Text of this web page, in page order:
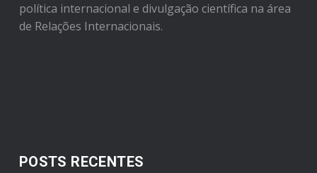
política internacional e divulgação científica na área
de Relações Internacionais.
POSTS RECENTES